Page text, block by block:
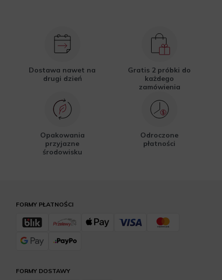
Dostawa nawet na
drugi dzień
Gratis 2 próbki do
każdego
zamówienia
Opakowania
przyjazne
środowisku
Odroczone
płatności
FORMY DOSTAWY
FORMY PŁATNOŚCI